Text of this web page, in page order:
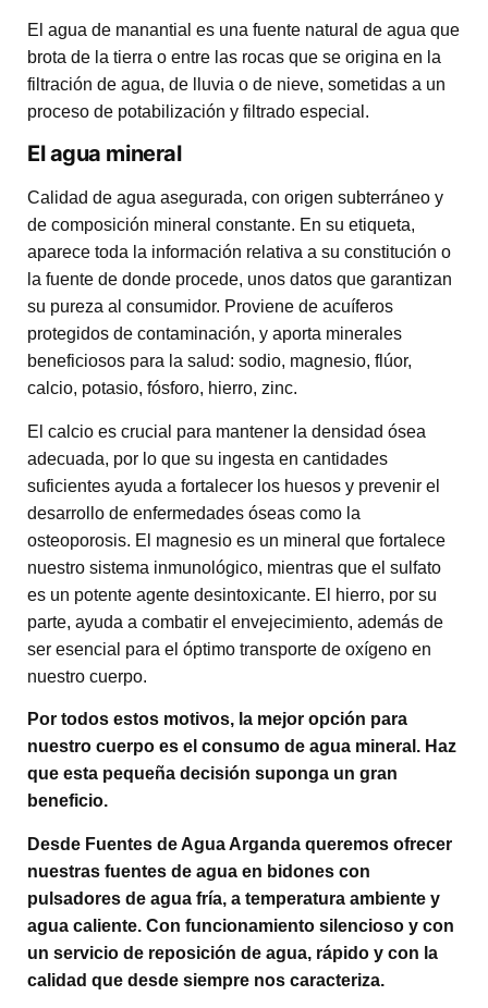
El agua de manantial es una fuente natural de agua que
brota de la tierra o entre las rocas que se origina en la
filtración de agua, de lluvia o de nieve, sometidas a un
proceso de potabilización y filtrado especial.
El agua mineral
Calidad de agua asegurada, con origen subterráneo y
de composición mineral constante. En su etiqueta,
aparece toda la información relativa a su constitución o
la fuente de donde procede, unos datos que garantizan
su pureza al consumidor. Proviene de acuíferos
protegidos de contaminación, y aporta minerales
beneficiosos para la salud: sodio, magnesio, flúor,
calcio, potasio, fósforo, hierro, zinc.
El calcio es crucial para mantener la densidad ósea
adecuada, por lo que su ingesta en cantidades
suficientes ayuda a fortalecer los huesos y prevenir el
desarrollo de enfermedades óseas como la
osteoporosis. El magnesio es un mineral que fortalece
nuestro sistema inmunológico, mientras que el sulfato
es un potente agente desintoxicante. El hierro, por su
parte, ayuda a combatir el envejecimiento, además de
ser esencial para el óptimo transporte de oxígeno en
nuestro cuerpo.
Por todos estos motivos, la mejor opción para
nuestro cuerpo es el consumo de agua mineral. Haz
que esta pequeña decisión suponga un gran
beneficio.
Desde Fuentes de Agua Arganda queremos ofrecer
nuestras fuentes de agua en bidones con
pulsadores de agua fría, a temperatura ambiente y
agua caliente. Con funcionamiento silencioso y con
un servicio de reposición de agua, rápido y con la
calidad que desde siempre nos caracteriza.